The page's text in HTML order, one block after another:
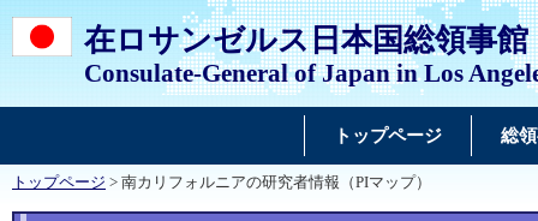
在ロサンゼルス日本国総領事館
Consulate-General of Japan in Los
トップページ 総
トップページ > 南カリフォルニアの研究者情報（PIマップ）